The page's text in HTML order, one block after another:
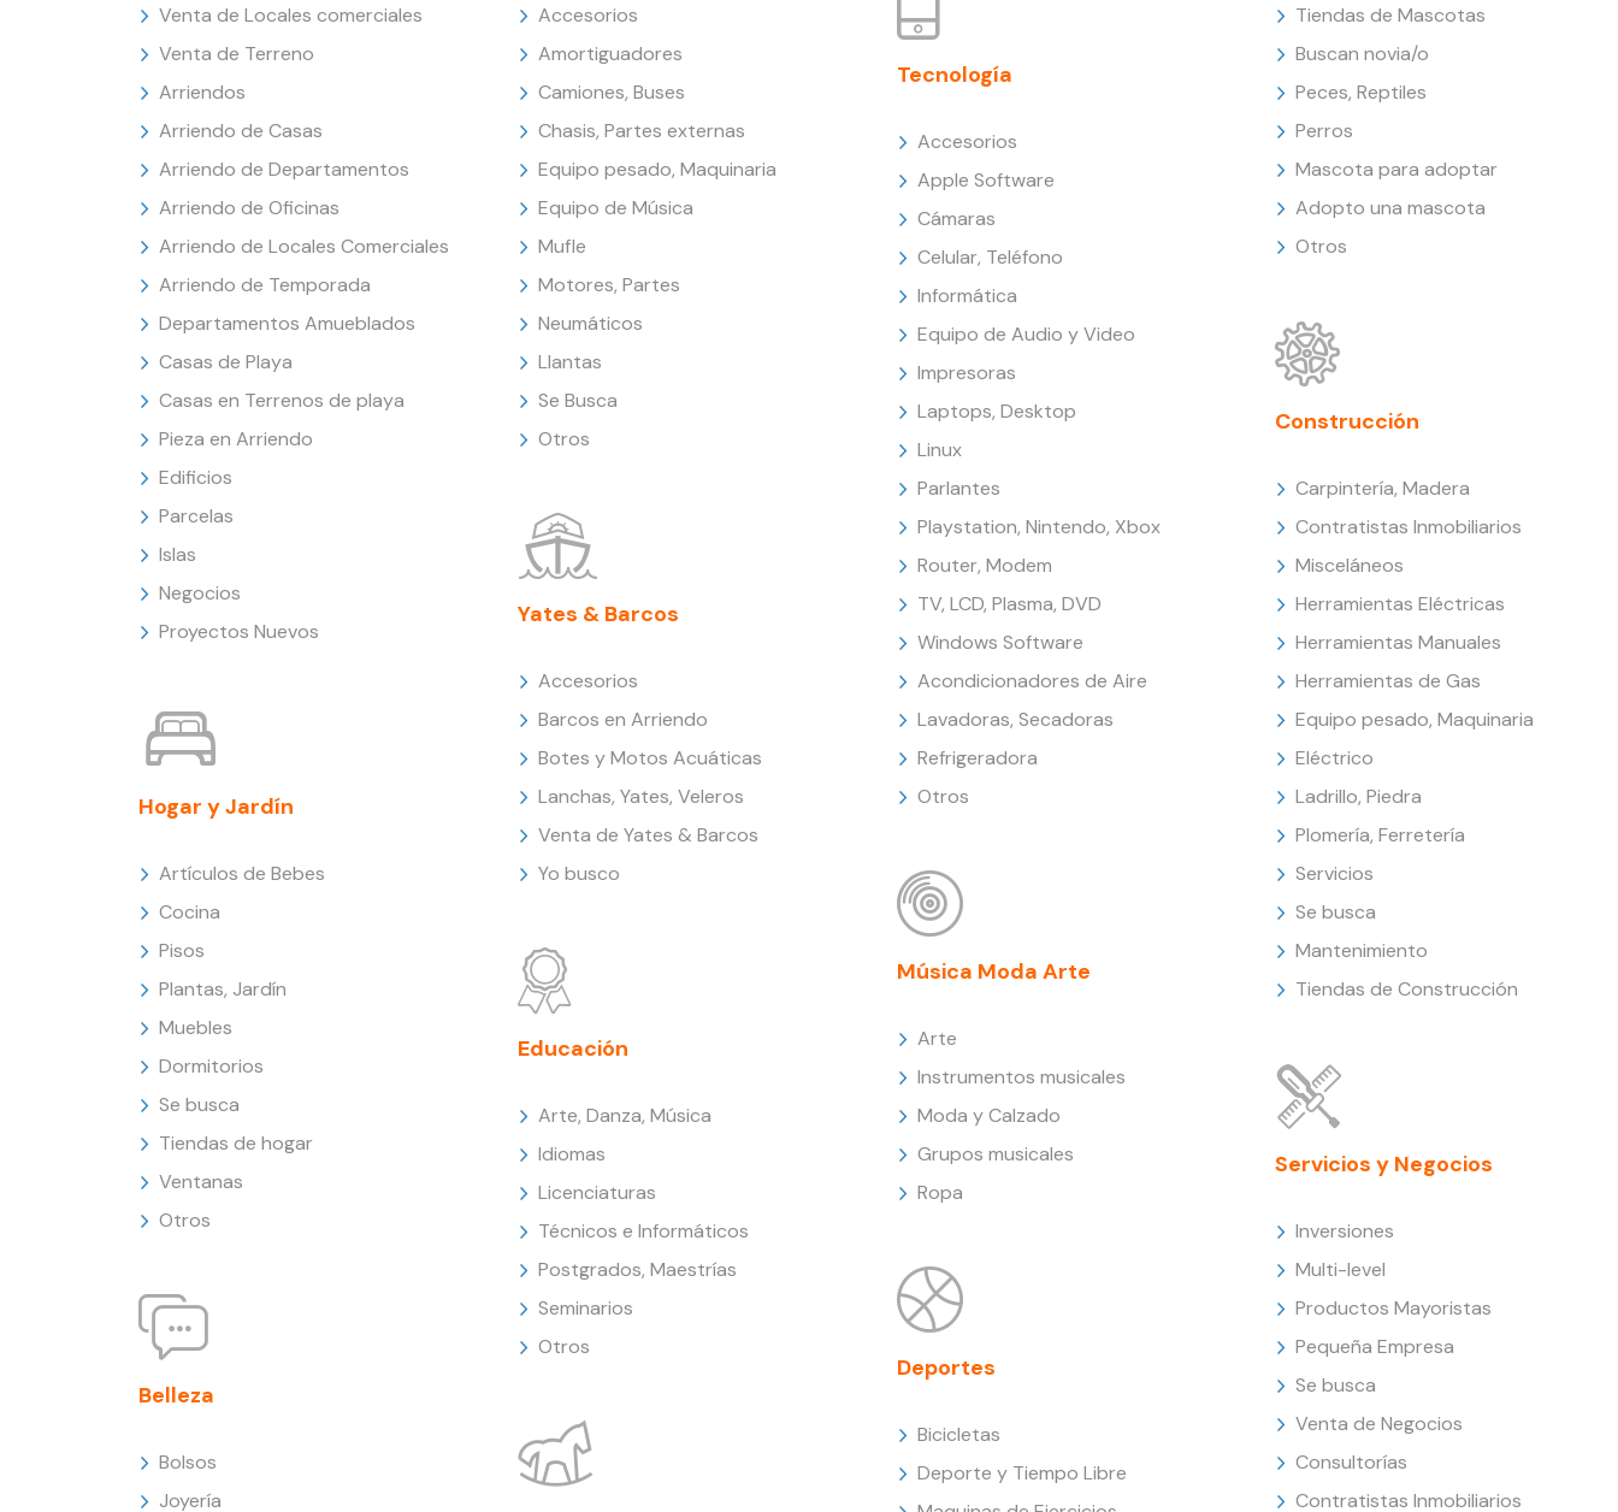
Venta de Locales comerciales
Venta de Terreno
Arriendos
Arriendo de Casas
Arriendo de Departamentos
Arriendo de Oficinas
Arriendo de Locales Comerciales
Arriendo de Temporada
Departamentos Amueblados
Casas de Playa
Casas en Terrenos de playa
Pieza en Arriendo
Edificios
Parcelas
Islas
Negocios
Proyectos Nuevos
Hogar y Jardín
Artículos de Bebes
Cocina
Pisos
Plantas, Jardín
Muebles
Dormitorios
Se busca
Tiendas de hogar
Ventanas
Otros
Belleza
Bolsos
Joyería
Accesorios
Amortiguadores
Camiones, Buses
Chasis, Partes externas
Equipo pesado, Maquinaria
Equipo de Música
Mufle
Motores, Partes
Neumáticos
Llantas
Se Busca
Otros
Yates & Barcos
Accesorios
Barcos en Arriendo
Botes y Motos Acuáticas
Lanchas, Yates, Veleros
Venta de Yates & Barcos
Yo busco
Educación
Arte, Danza, Música
Idiomas
Licenciaturas
Técnicos e Informáticos
Postgrados, Maestrías
Seminarios
Otros
Tecnología
Accesorios
Apple Software
Cámaras
Celular, Teléfono
Informática
Equipo de Audio y Video
Impresoras
Laptops, Desktop
Linux
Parlantes
Playstation, Nintendo, Xbox
Router, Modem
TV, LCD, Plasma, DVD
Windows Software
Acondicionadores de Aire
Lavadoras, Secadoras
Refrigeradora
Otros
Música Moda Arte
Arte
Instrumentos musicales
Moda y Calzado
Grupos musicales
Ropa
Deportes
Bicicletas
Deporte y Tiempo Libre
Tiendas de Mascotas
Buscan novia/o
Peces, Reptiles
Perros
Mascota para adoptar
Adopto una mascota
Otros
Construcción
Carpintería, Madera
Contratistas Inmobiliarios
Misceláneos
Herramientas Eléctricas
Herramientas Manuales
Herramientas de Gas
Equipo pesado, Maquinaria
Eléctrico
Ladrillo, Piedra
Plomería, Ferretería
Servicios
Se busca
Mantenimiento
Tiendas de Construcción
Servicios y Negocios
Inversiones
Multi-level
Productos Mayoristas
Pequeña Empresa
Se busca
Venta de Negocios
Consultorías
Contratistas Inmobiliarios